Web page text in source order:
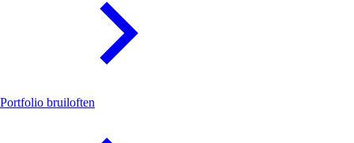
Portfolio bruiloften